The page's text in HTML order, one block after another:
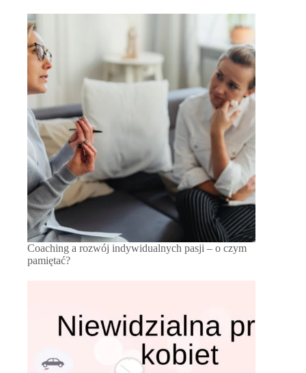
Coaching a rozwój indywidualnych pasji – o czym
pamiętać?